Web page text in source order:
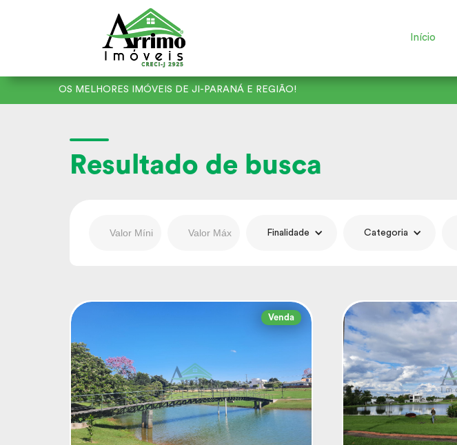
Início
OS MELHORES IMÓVEIS DE JI-PARANÁ E REGIÃO!
Resultado de busca
Finalidade Categoria
Venda